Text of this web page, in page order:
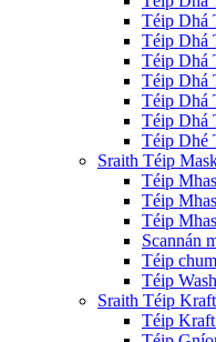
Téip Dhá
Téip Dhá
Téip Dhá
Téip Dhá
Téip Dhá
Téip Dhá
Téip Dhé
Sraith Téip
Téip
Téip
Téip
Scannán
Téip
Téip
Sraith Téip Kraft
Téip